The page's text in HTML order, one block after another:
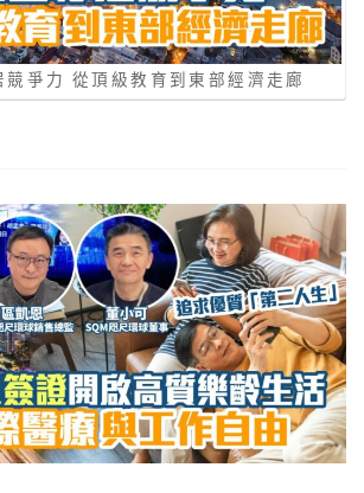
競爭力 從頂級教育到東部經濟走廊